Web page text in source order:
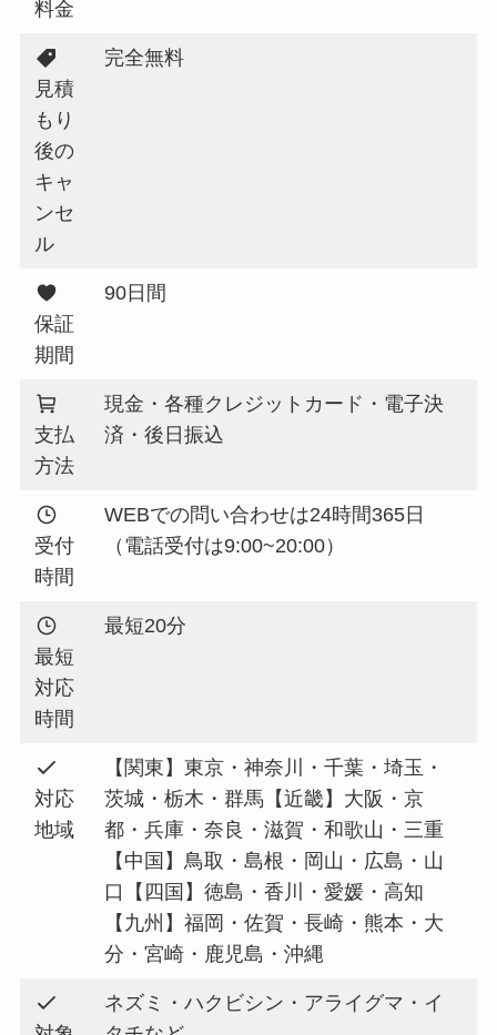
料金
見積
もり
後の
キャ
ンセ
ル
完全無料
保証
期間
90日間
支払
方法
現金・各種クレジットカード・電子決
済・後日振込
受付
時間
WEBでの問い合わせは24時間365日
（電話受付は9:00~20:00）
最短
対応
時間
最短20分
対応
地域
【関東】東京・神奈川・千葉・埼玉・
茨城・栃木・群馬【近畿】大阪・京
都・兵庫・奈良・滋賀・和歌山・三重
【中国】鳥取・島根・岡山・広島・山
口【四国】徳島・香川・愛媛・高知
【九州】福岡・佐賀・長崎・熊本・大
分・宮崎・鹿児島・沖縄
ネズミ・ハクビシン・アライグマ・イ